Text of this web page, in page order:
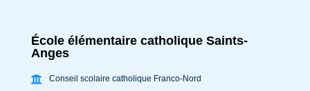
École élémentaire catholique Saints-
Anges
Conseil scolaire catholique Franco-Nord